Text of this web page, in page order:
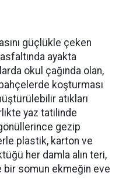
güçlükle çeken
ayakta
okul çağında olan,
koşturması
atıkları
yaz tatilinde
gezip
plastik, karton ve
her damla alın teri,
bir somun ekmeğin eve